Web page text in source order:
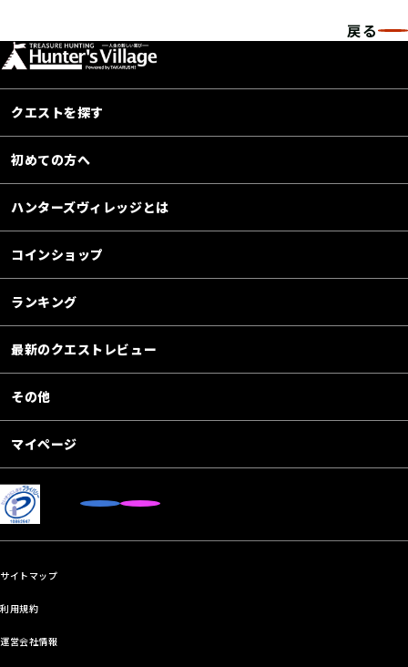
戻る
クエストを探す
初めての方へ
ハンターズヴィレッジとは
コインショップ
ランキング
最新のクエストレビュー
その他
マイページ
サイトマップ
利用規約
運営会社情報